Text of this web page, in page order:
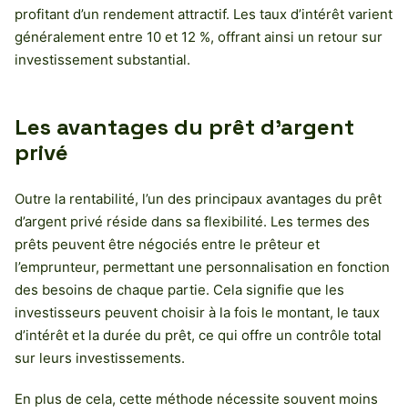
profitant d’un rendement attractif. Les taux d’intérêt varient
généralement entre 10 et 12 %, offrant ainsi un retour sur
investissement substantial.
Les avantages du prêt d’argent
privé
Outre la rentabilité, l’un des principaux avantages du prêt
d’argent privé réside dans sa flexibilité. Les termes des
prêts peuvent être négociés entre le prêteur et
l’emprunteur, permettant une personnalisation en fonction
des besoins de chaque partie. Cela signifie que les
investisseurs peuvent choisir à la fois le montant, le taux
d’intérêt et la durée du prêt, ce qui offre un contrôle total
sur leurs investissements.
En plus de cela, cette méthode nécessite souvent moins